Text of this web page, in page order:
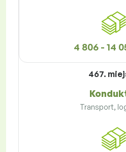
4 806 - 14
467.
Transport,